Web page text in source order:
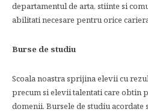
departamentul de arta, stiinte si
abilitati necesare pentru orice
Burse de studiu
Scoala noastra sprijina elevii cu
precum si elevii talentati care obtin
domenii. Bursele de studiu acordate